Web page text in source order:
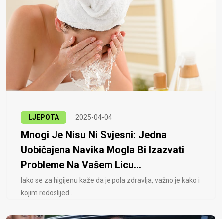
LJEPOTA 2025-04-04
Mnogi Je Nisu Ni Svjesni: Jedna
Uobičajena Navika Mogla Bi Izazvati
Probleme Na Vašem Licu...
Iako se za higijenu kaže da je pola zdravlja, važno je kako i
kojim redoslijed..